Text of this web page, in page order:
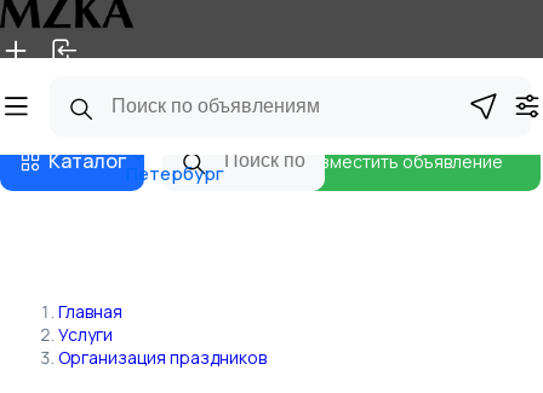
Главная Магазины
КаталогПетербург
Разместить объявление
Главная
Услуги
Организация праздников